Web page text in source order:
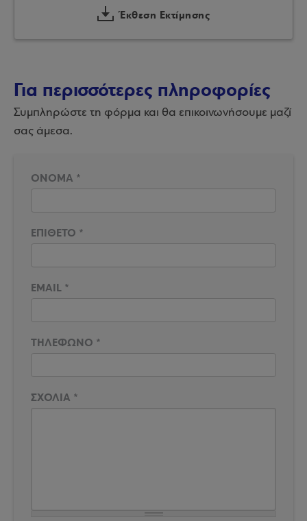
Έκθεση Εκτίμησης
Για περισσότερες πληροφορίες
Συμπληρώστε τη φόρμα και θα επικοινωνήσουμε μαζί
σας άμεσα.
ΟΝΟΜΑ *
ΕΠΙΘΕΤΟ *
EMAIL *
ΤΗΛΕΦΩΝΟ *
ΣΧΟΛΙΑ *